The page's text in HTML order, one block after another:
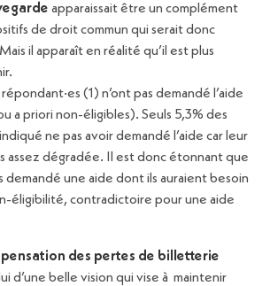
apparaissait être un complément
de droit commun qui serait donc
il apparaît en réalité qu’il est plus
(1) n’ont pas demandé l’aide
a priori non-éligibles). Seuls 5,3% des
ne pas avoir demandé l’aide car leur
assez dégradée. Il est donc étonnant que
demandé une aide dont ils auraient besoin
éligibilité, contradictoire pour une aide
des pertes de billetterie
d’une belle vision qui vise à maintenir